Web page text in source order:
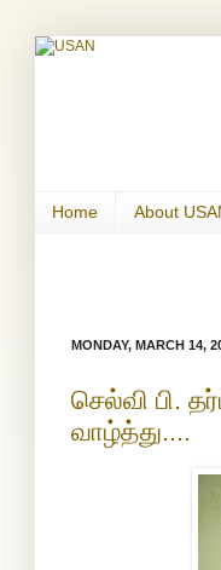
Home About
MONDAY, MARCH 14,
செல்வி பி.
வாழ்த்து....